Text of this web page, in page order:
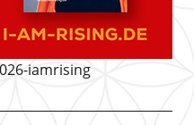
iamrising